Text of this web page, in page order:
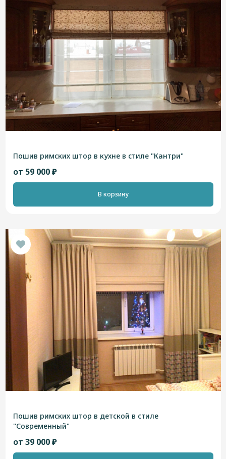
Пошив римских штор в кухне в стиле "Кантри"
от 59 000 ₽
В корзину
Пошив римских штор в детской в стиле
"Современный"
от 39 000 ₽